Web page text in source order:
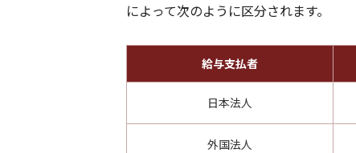
によって次のように区分されます。
給与支払者
日本法人
外国法人